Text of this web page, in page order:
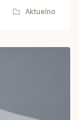
Aktuelno